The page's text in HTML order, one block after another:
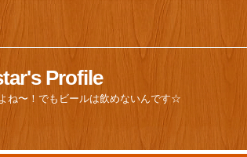
Profile
ね〜！でもビールは飲めないんです☆